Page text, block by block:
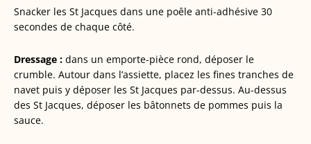
Snacker les St Jacques dans une poêle anti-adhésive 30
secondes de chaque côté.
Dressage : dans un emporte-pièce rond, déposer le
crumble. Autour dans l’assiette, placez les fines tranches de
navet puis y déposer les St Jacques par-dessus. Au-dessus
des St Jacques, déposer les bâtonnets de pommes puis la
sauce.